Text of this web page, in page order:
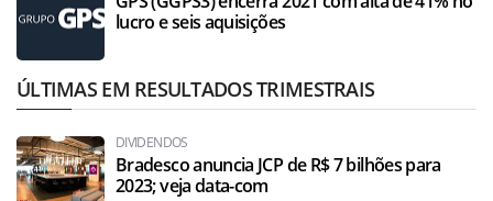
lucro e seis aquisições
ÚLTIMAS EM RESULTADOS TRIMESTRAIS
DIVIDENDOS
Bradesco anuncia JCP de R$ 7 bilhões para
2023; veja data-com